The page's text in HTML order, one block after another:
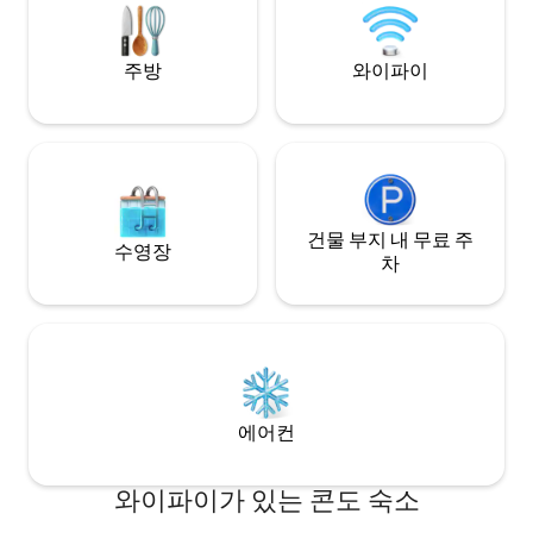
태양광 발전, 샘물,
전히 느긋하게 쉴
주방 와이파이
수영장
건물 부지 내 무료 주
차
에어컨
와이파이가 있는 콘도 숙소